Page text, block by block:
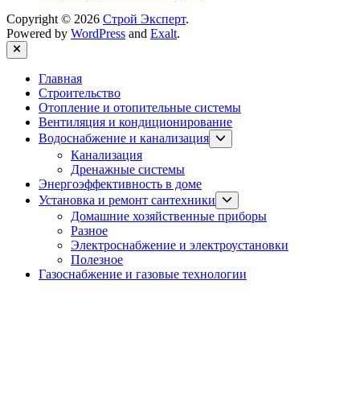
Copyright © 2026 Строй Эксперт.
Powered by WordPress and Exalt.
Close
Главная
Строительство
Отопление и отопительные системы
Вентиляция и кондиционирование
Водоснабжение и канализация
Show
sub
Канализация
Дренажные системы
Энергоэффективность в доме
Установка и ремонт сантехники
sub
menu
Домашние хозяйственные приборы
Разное
Электроснабжение и электроустановки
Полезное
Газоснабжение и газовые технологии